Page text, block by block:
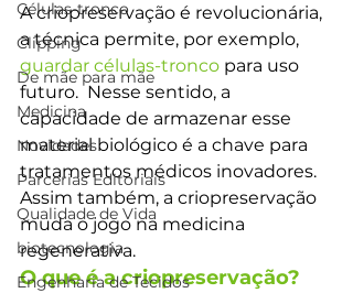
Células-tronco
Clipping
De mãe para mãe
Medicina
Novidades
Parcerias Editoriais
Qualidade de Vida
biotecnologia
Engenharia de Tecidos
A criopreservação é revolucionária,
a técnica permite, por exemplo,
guardar células-tronco para uso
futuro.  Nesse sentido, a
capacidade de armazenar esse
material biológico é a chave para
tratamentos médicos inovadores.
Assim também, a criopreservação
muda o jogo na medicina
regenerativa.
O que é a criopreservação?